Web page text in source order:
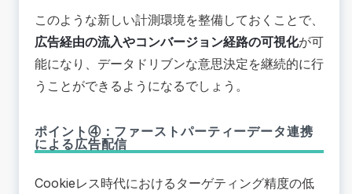
このような新しい計測環境を整備しておくことで、
広告経由の流入やコンバージョン経路の可視化が可
能になり、データドリブンな意思決定を継続的に行
うことができるようになるでしょう。
ポイント④：ファーストパーティーデータ連携
による広告配信
Cookieレス時代におけるターゲティング精度の低